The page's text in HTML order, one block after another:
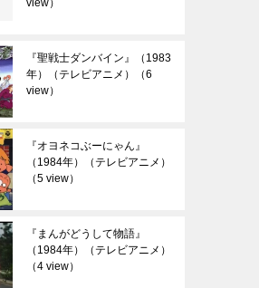
view）
『聖戦士ダンバイン』（1983
年）（テレビアニメ）
（6
view）
『オヨネコぶーにゃん』
（1984年）（テレビアニメ）
（5 view）
『まんがどうして物語』
（1984年）（テレビアニメ）
（4 view）